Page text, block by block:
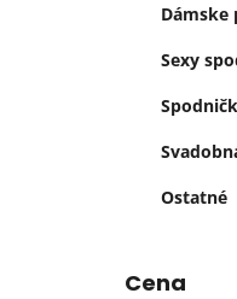
Dámske
Sexy
Ostatné
Cena